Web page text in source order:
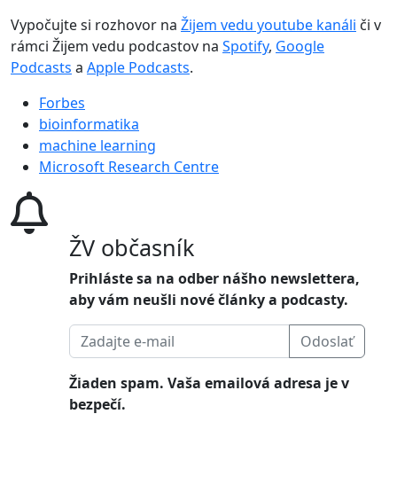
Vypočujte si rozhovor na Žijem vedu youtube kanáli či v
rámci Žijem vedu podcastov na Spotify, Google
Podcasts a Apple Podcasts.
Forbes
bioinformatika
machine learning
Microsoft Research Centre
ŽV občasník
Prihláste sa na odber nášho newslettera,
aby vám neušli nové články a podcasty.
Odoslať
Žiaden spam. Vaša emailová adresa je v
bezpečí.